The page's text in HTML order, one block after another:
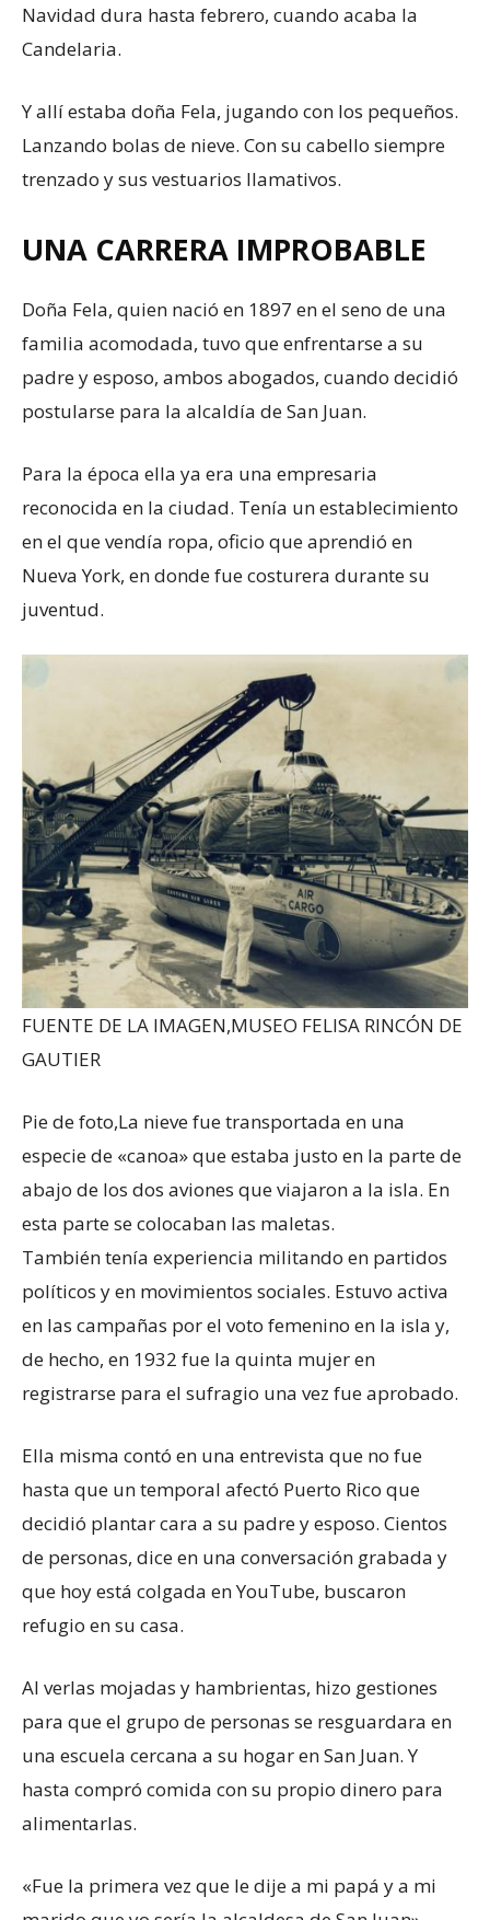
Navidad dura hasta febrero, cuando acaba la
Candelaria.
Y allí estaba doña Fela, jugando con los pequeños.
Lanzando bolas de nieve. Con su cabello siempre
trenzado y sus vestuarios llamativos.
UNA CARRERA IMPROBABLE
Doña Fela, quien nació en 1897 en el seno de una
familia acomodada, tuvo que enfrentarse a su
padre y esposo, ambos abogados, cuando decidió
postularse para la alcaldía de San Juan.
Para la época ella ya era una empresaria
reconocida en la ciudad. Tenía un establecimiento
en el que vendía ropa, oficio que aprendió en
Nueva York, en donde fue costurera durante su
juventud.
FUENTE DE LA IMAGEN,MUSEO FELISA RINCÓN DE
GAUTIER
Pie de foto,La nieve fue transportada en una
especie de «canoa» que estaba justo en la parte de
abajo de los dos aviones que viajaron a la isla. En
esta parte se colocaban las maletas.
También tenía experiencia militando en partidos
políticos y en movimientos sociales. Estuvo activa
en las campañas por el voto femenino en la isla y,
de hecho, en 1932 fue la quinta mujer en
registrarse para el sufragio una vez fue aprobado.
Ella misma contó en una entrevista que no fue
hasta que un temporal afectó Puerto Rico que
decidió plantar cara a su padre y esposo. Cientos
de personas, dice en una conversación grabada y
que hoy está colgada en YouTube, buscaron
refugio en su casa.
Al verlas mojadas y hambrientas, hizo gestiones
para que el grupo de personas se resguardara en
una escuela cercana a su hogar en San Juan. Y
hasta compró comida con su propio dinero para
alimentarlas.
«Fue la primera vez que le dije a mi papá y a mi